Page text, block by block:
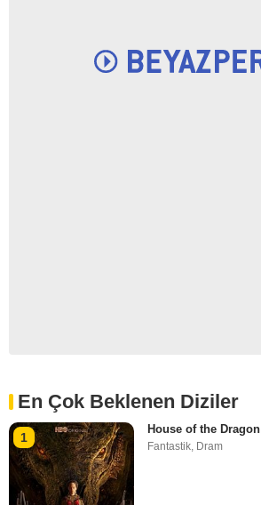
En Çok Beklenen Diziler
1
House of the Dragon
Fantastik, Dram